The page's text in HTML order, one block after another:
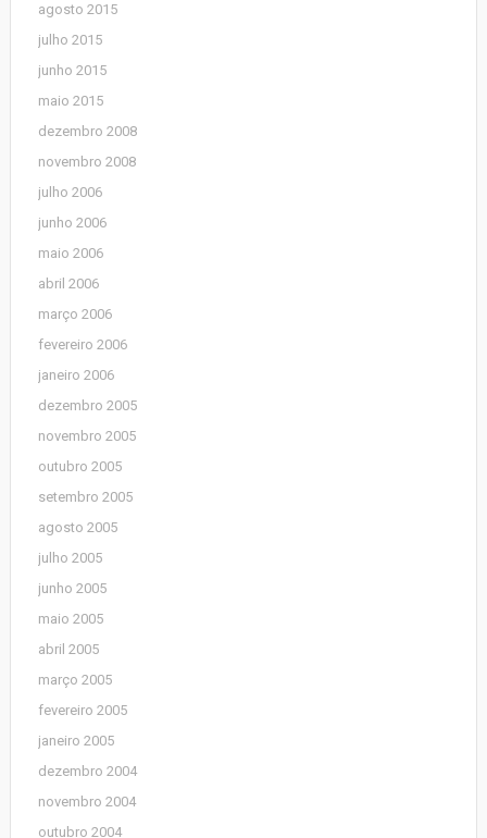
agosto 2015
julho 2015
junho 2015
maio 2015
dezembro 2008
novembro 2008
julho 2006
junho 2006
maio 2006
abril 2006
março 2006
fevereiro 2006
janeiro 2006
dezembro 2005
novembro 2005
outubro 2005
setembro 2005
agosto 2005
julho 2005
junho 2005
maio 2005
abril 2005
março 2005
fevereiro 2005
janeiro 2005
dezembro 2004
novembro 2004
outubro 2004